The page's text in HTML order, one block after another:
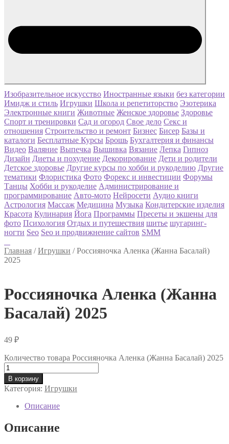
Изобразительное искусство Иностранные языки без категории
Имидж и стиль Игрушки Школа и репетиторство Эзотерика
Электронные книги Животные Женское здоровье Здоровье
Спорт и тренировки Сад и огород Свое дело Секс и
отношения Строительство и ремонт Бизнес Бисер Базы и
каталоги Бесплатные Курсы Брошь Бухгалтерия и финансы
Видео Валяние Выпечка Вышивка Вязание Лепка Гипноз
Дизайн Диеты и похудение Декорирование Дети и родители
Детское здоровье Другие курсы по хобби и рукоделию Другие
тематики Флористика Фото Форекс и инвестиции Форумы
Танцы Хобби и рукоделие Администрирование и
программирование Авто-мото Нейросети Аудио книги
Астрология Массаж Медицина Музыка Кондитерские изделия
Красота Кулинария Йога Программы Пресеты и экшены для
фото Психология Отдых и путешествия шитье шугаринг-
ногти Seo Seo и продвижнение сайтов SMM
Главная /Игрушки /Россияночка Аленка (Жанна Басалай)
2025
Россияночка Аленка (Жанна
Басалай) 2025
49 ₽
Количество товара Россияночка Аленка (Жанна Басалай) 2025
В корзину
Категория: Игрушки
Описание
Описание